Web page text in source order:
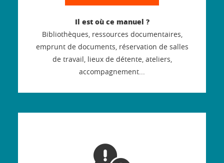
Il est où ce manuel ?
Bibliothèques, ressources documentaires,
emprunt de documents, réservation de salles
de travail, lieux de détente, ateliers,
accompagnement...